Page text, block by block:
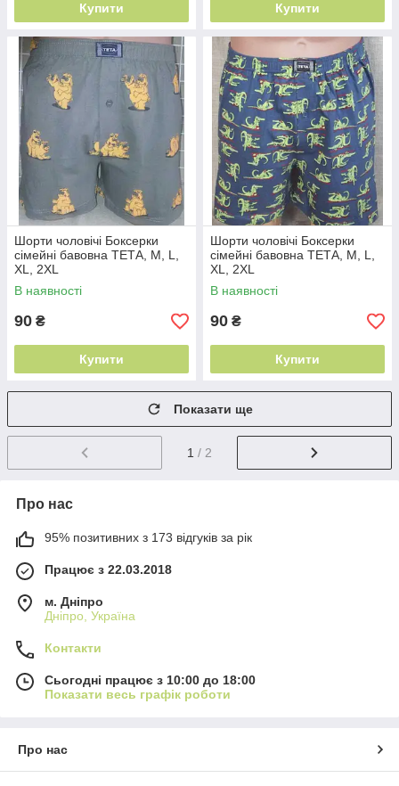
Купити Купити
Шорти чоловічі Боксерки
сімейні бавовна ТЕТА, M, L,
XL, 2XL
В наявності
90 ₴
Купити
Шорти чоловічі Боксерки
сімейні бавовна ТЕТА, M, L,
XL, 2XL
В наявності
90 ₴
Купити
Показати ще
1 / 2
Про нас
95% позитивних з 173 відгуків за рік
Працює з 22.03.2018
м. Дніпро
Дніпро, Україна
Контакти
Сьогодні працює з 10:00 до 18:00
Показати весь графік роботи
Про нас